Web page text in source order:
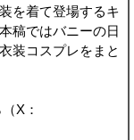
を着て登場するキ
稿ではバニーの日
装コスプレをまと
X：